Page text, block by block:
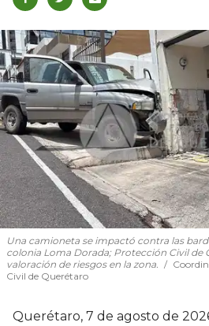
Una camioneta se impactó contra las
colonia Loma Dorada; Protección Civil de
valoración de riesgos en la zona.
Civil de Querétaro
Querétaro, 7 de agosto de